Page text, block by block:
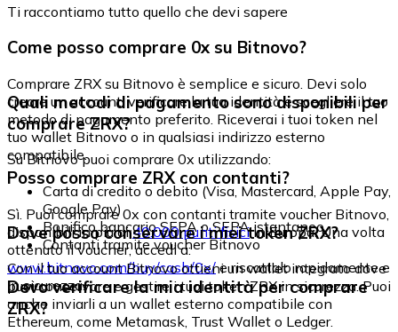
Ti raccontiamo tutto quello che devi sapere
Come posso comprare 0x su Bitnovo?
Comprare ZRX su Bitnovo è semplice e sicuro. Devi solo
creare un account, verificare la tua identità e scegliere il tuo
metodo di pagamento preferito. Riceverai i tuoi token nel
tuo wallet Bitnovo o in qualsiasi indirizzo esterno
compatibile.
Quali metodi di pagamento sono disponibili per
comprare ZRX?
Su Bitnovo puoi comprare 0x utilizzando:
Carta di credito o debito (Visa, Mastercard, Apple Pay,
Google Pay)
Bonifico bancario SEPA o SEPA istantaneo
Contanti tramite voucher Bitnovo
Posso comprare ZRX con contanti?
Sì. Puoi comprare 0x con contanti tramite voucher Bitnovo,
disponibili in più di40.000 punti fisiciin Europa. Una volta
ottenuto il voucher, accedi a:
www.bitnovo.com/buy/cash/0x/e riscattalo rapidamente e
in sicurezza.
Dove posso conservare i miei token ZRX?
Con il tuo account Bitnovo ottieni un wallet integrato dove
puoi conservare e gestire i tuoi token ZRX in sicurezza. Puoi
anche inviarli a un wallet esterno compatibile con
Ethereum, come Metamask, Trust Wallet o Ledger.
Devo verificare la mia identità per comprare
ZRX?